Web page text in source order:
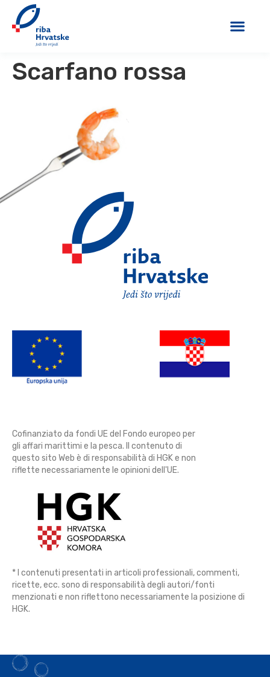
Scarfano rossa
Cofinanziato da fondi UE del Fondo europeo per
gli affari marittimi e la pesca. Il contenuto di
questo sito Web è di responsabilità di HGK e non
riflette necessariamente le opinioni dell'UE.
* I contenuti presentati in articoli professionali, commenti,
ricette, ecc. sono di responsabilità degli autori/fonti
menzionati e non riflettono necessariamente la posizione di
HGK.